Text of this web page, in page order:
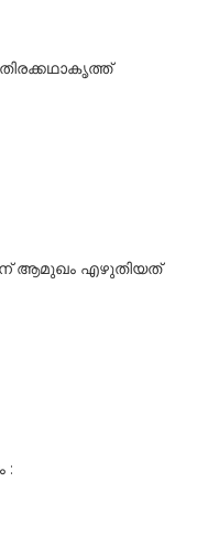
ആമുഖം എഴുതിയത്‌
: